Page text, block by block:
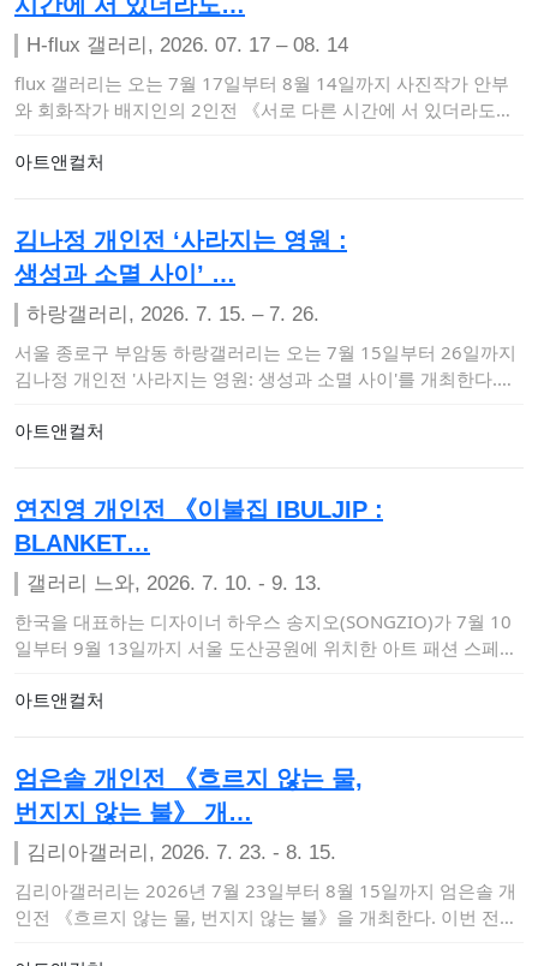
H-flux 갤러리, 2026. 07. 17 – 08. 14
flux 갤러리는 오는 7월 17일부터 8월 14일까지 사진작가 안부
와 회화작가 배지인의 2인전 《서로 다른 시간에 서 있더라도》
아트앤컬처
김나정 개인전 ‘사라지는 영원 :
생성과 소멸 사이’ …
하랑갤러리, 2026. 7. 15. – 7. 26.
서울 종로구 부암동 하랑갤러리는 오는 7월 15일부터 26일까지
김나정 개인전 '사라지는 영원: 생성과 소멸 사이'​를 개최한다.이
아트앤컬처
연진영 개인전 《이불집 IBULJIP :
BLANKET…
갤러리 느와, 2026. 7. 10. - 9. 13.
한국을 대표하는 디자이너 하우스 송지오(SONGZIO)가 7월 10
일부터 9월 13일까지 서울 도산공원에 위치한 아트 패션 스페이
아트앤컬처
엄은솔 개인전 《흐르지 않는 물,
번지지 않는 불》 개…
김리아갤러리, 2026. 7. 23. - 8. 15.
김리아갤러리는 2026년 7월 23일부터 8월 15일까지 엄은솔 개
인전 《흐르지 않는 물, 번지지 않는 불》을 개최한다. 이번 전시